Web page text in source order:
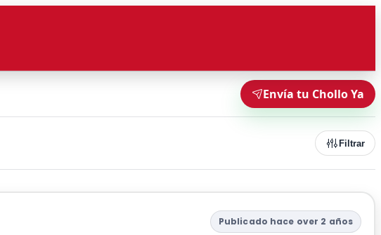
Envía tu Chollo Ya
Filtrar
Publicado hace over 2 años